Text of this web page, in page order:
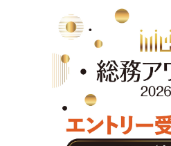
リスクマネジメント・BCP
社外・社内広報
社外・社内コミュニケーション
FM・オフィス移転
CSR・
テクノロジー活用・DX
助成金・補助金・コスト削減
アウトソーシング・BPO